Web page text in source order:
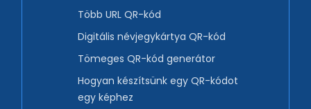
Több URL QR-kód
Digitális névjegykártya QR-kód
Tömeges QR-kód generátor
Hogyan készítsünk egy QR-kódot
egy képhez